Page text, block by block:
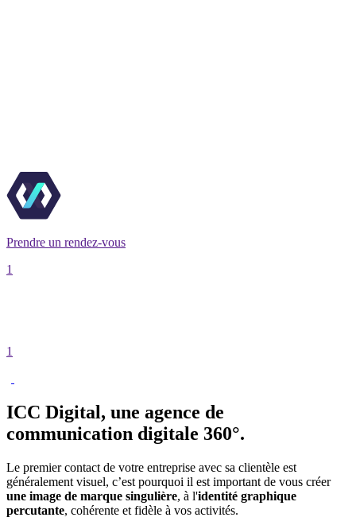
Prendre un rendez-vous
1
1
ICC Digital, une agence de
communication digitale 360°.
Le premier contact de votre entreprise avec sa clientèle est
généralement visuel, c’est pourquoi il est important de vous créer
une image de marque singulière, à l'identité graphique
percutante, cohérente et fidèle à vos activités.